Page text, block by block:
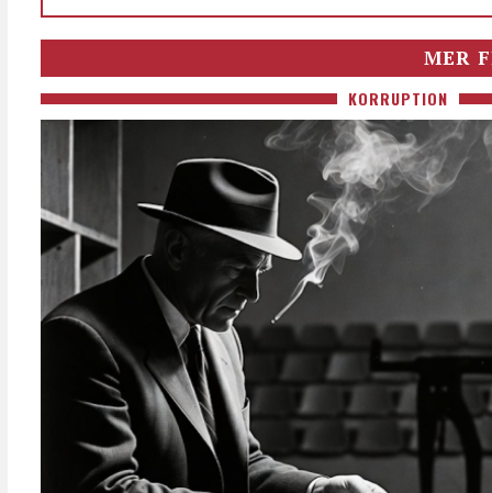
MER
KORRUPTION